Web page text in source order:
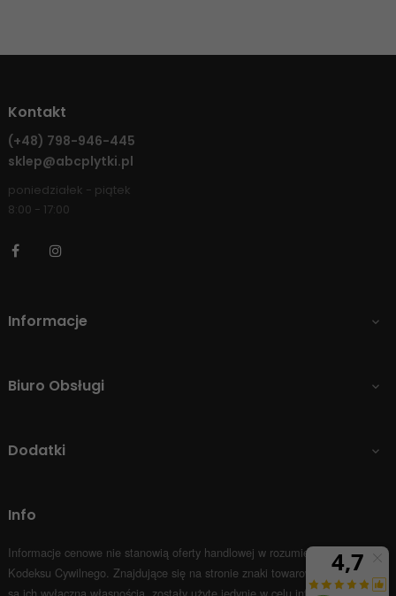
Kontakt
(+48) 798-946-445
sklep@abcplytki.pl
poniedziałek - piątek
8:00 - 17:00
Facebook
Informacje 
Biuro Obsługi 
Dodatki 
Info
Informacje cenowe nie stanowią oferty handlowej w rozumieniu Art.66 par.1
Kodeksu Cywilnego. Znajdujące się na stronie znaki towarowe i nazwy firm
są ich wyłączną własnością, zostały użyte jedynie w celu informacyjnym.